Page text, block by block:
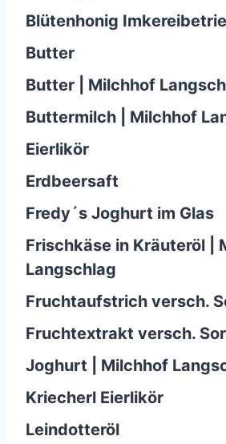
Blütenhonig
Butter
Butter | Milchhof
Buttermilch | Milchhof
Eierlikör
Erdbeersaft
Fredy´s Joghurt im Glas
Frischkäse in Kräuteröl |
Langschlag
Fruchtaufstrich versch.
Fruchtextrakt versch.
Joghurt | Milchhof
Kriecherl Eierlikör
Leindotteröl